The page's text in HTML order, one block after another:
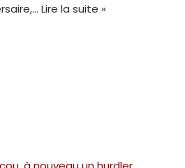
Lire la suite »